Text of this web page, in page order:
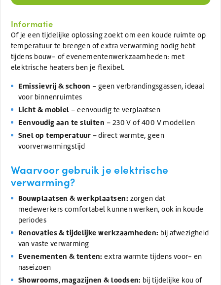
Informatie
Of je een tijdelijke oplossing zoekt om een koude ruimte op
temperatuur te brengen of extra verwarming nodig hebt
tijdens bouw- of evenementenwerkzaamheden: met
elektrische heaters ben je flexibel.
Emissievrij & schoon – geen verbrandingsgassen, ideaal
voor binnenruimtes
Licht & mobiel – eenvoudig te verplaatsen
Eenvoudig aan te sluiten – 230 V of 400 V modellen
Snel op temperatuur – direct warmte, geen
voorverwarmingstijd
Waarvoor gebruik je elektrische
verwarming?
Bouwplaatsen & werkplaatsen: zorgen dat
medewerkers comfortabel kunnen werken, ook in koude
periodes
Renovaties & tijdelijke werkzaamheden: bij afwezigheid
van vaste verwarming
Evenementen & tenten: extra warmte tijdens voor- en
naseizoen
Showrooms, magazijnen & loodsen: bij tijdelijke kou of